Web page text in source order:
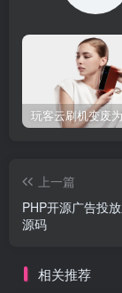
上一篇
PHP开源广告投
源码
相关推荐